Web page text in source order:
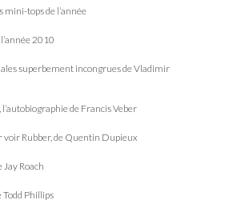
tops de l’année
2010
superbement incongrues de Vladimir
de Francis Veber
voir Rubber, de Quentin Dupieux
Roach
Phillips